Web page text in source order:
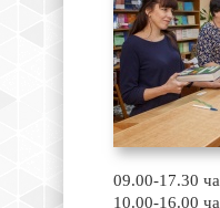
09.00-17.30
10.00-16.00